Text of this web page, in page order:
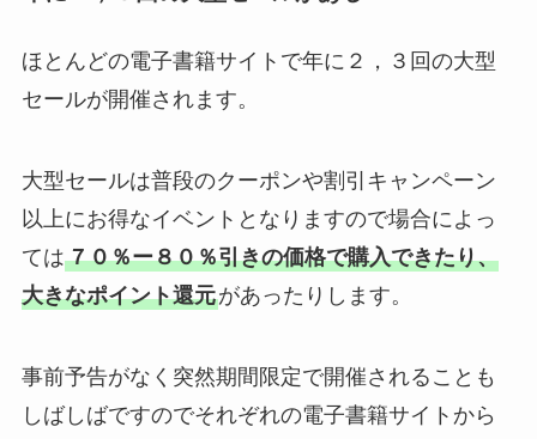
ほとんどの電子書籍サイトで年に２，３回の大型
セールが開催されます。
大型セールは普段のクーポンや割引キャンペーン
以上にお得なイベントとなりますので場合によっ
ては７０％ー８０％引きの価格で購入できたり、
大きなポイント還元があったりします。
事前予告がなく突然期間限定で開催されることも
しばしばですのでそれぞれの電子書籍サイトから